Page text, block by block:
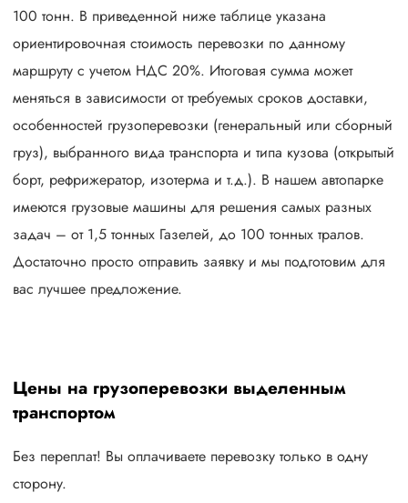
100 тонн. В приведенной ниже таблице указана
ориентировочная стоимость перевозки по данному
маршруту с учетом НДС 20%. Итоговая сумма может
меняться в зависимости от требуемых сроков доставки,
особенностей грузоперевозки (генеральный или сборный
груз), выбранного вида транспорта и типа кузова (открытый
борт, рефрижератор, изотерма и т.д.). В нашем автопарке
имеются грузовые машины для решения самых разных
задач – от 1,5 тонных Газелей, до 100 тонных тралов.
Достаточно просто отправить заявку и мы подготовим для
вас лучшее предложение.
Цены на грузоперевозки выделенным
транспортом
Без переплат! Вы оплачиваете перевозку только в одну
сторону.